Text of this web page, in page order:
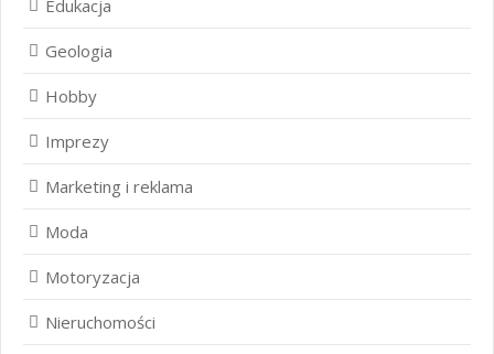
Edukacja
Geologia
Hobby
Imprezy
Marketing i reklama
Moda
Motoryzacja
Nieruchomości